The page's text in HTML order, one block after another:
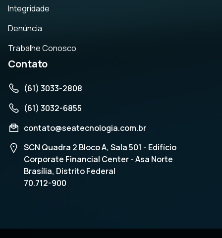
Integridade
Denúncia
Trabalhe Conosco
Contato
(61) 3033-2808
(61) 3032-6855
contato@seatecnologia.com.br
SCN Quadra 2 Bloco A, Sala 501 - Edifício
Corporate Financial Center - Asa Norte
Brasília, Distrito Federal
70.712-900